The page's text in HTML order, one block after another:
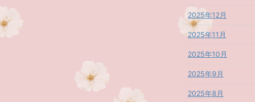
2025年12月
2025年11月
2025年10月
2025年9月
2025年8月